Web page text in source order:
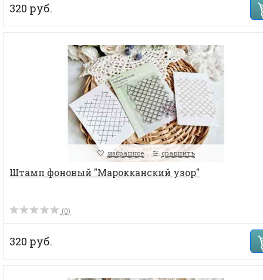
320 руб.
избранное сравнить
Штамп фоновый "Марокканский узор"
(0)
320 руб.